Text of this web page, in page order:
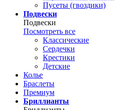
Пусеты (гвоздики)
Подвески
Подвески
Посмотреть все
Классические
Сердечки
Крестики
Детские
Колье
Браслеты
Премиум
Бриллианты